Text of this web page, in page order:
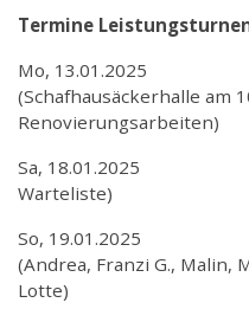
Termine
Mo, 13.01.2025
(Schafhausäckerhalle am
Renovierungsarbeiten)
Sa, 18.01.2025
Warteliste)
So, 19.01.2025
(Andrea, Franzi G., Malin,
Lotte)